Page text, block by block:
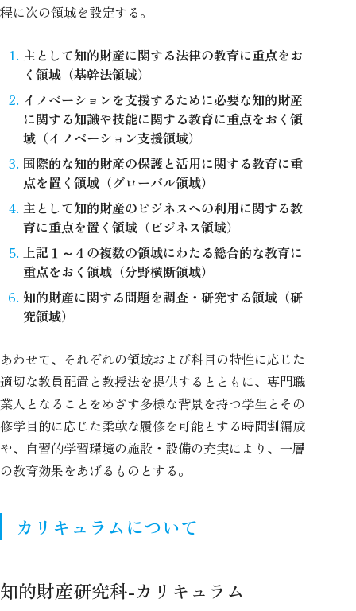
程に次の領域を設定する。
主として知的財産に関する法律の教育に重点をお
く領域（基幹法領域）
イノベーションを支援するために必要な知的財産
に関する知識や技能に関する教育に重点をおく領
域（イノベーション支援領域）
国際的な知的財産の保護と活用に関する教育に重
点を置く領域（グローバル領域）
主として知的財産のビジネスへの利用に関する教
育に重点を置く領域（ビジネス領域）
上記１～４の複数の領域にわたる総合的な教育に
重点をおく領域（分野横断領域）
知的財産に関する問題を調査・研究する領域（研
究領域）
あわせて、それぞれの領域および科目の特性に応じた
適切な教員配置と教授法を提供するとともに、専門職
業人となることをめざす多様な背景を持つ学生とその
修学目的に応じた柔軟な履修を可能とする時間割編成
や、自習的学習環境の施設・設備の充実により、一層
の教育効果をあげるものとする。
カリキュラムについて
知的財産研究科-カリキュラム